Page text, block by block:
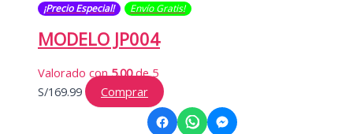
¡Precio Especial! Envío Gratis​​​!
MODELO JP004
Valorado con5.00de 5
S/169.99 Comprar